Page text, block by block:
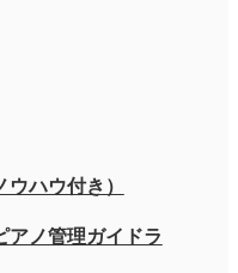
ハウ付き）
アノ管理ガイドラ